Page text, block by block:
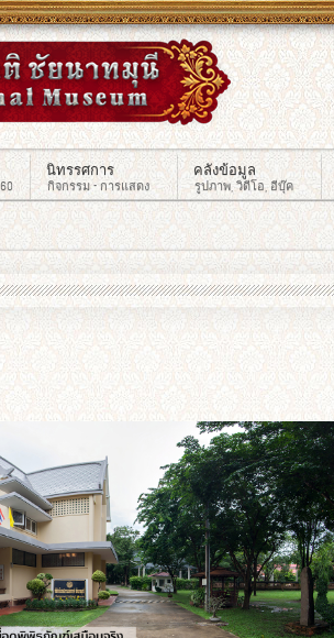
นิทรรศการ
กิจกรรม - การแสดง
คลังข้อมูล
รูปภาพ, วิดีโอ, อีบุ๊ค